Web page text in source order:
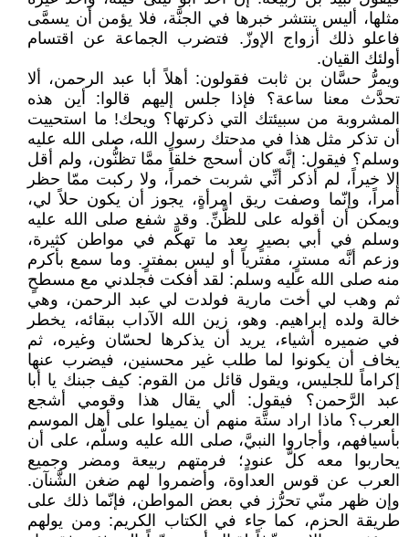
مثلها، أليس ينتشر خبرها في الجنَّة، فلا يؤمن أن يسمَّى
فاعلو ذلك أزواج الإوزّ. فتضرب الجماعة عن اقتسام
أولئك القيان.
ويمرُّ حسَّان بن ثابت فقولون: أهلاً أبا عبد الرحمن، ألا
تحدَّث معنا ساعة؟ فإذا جلس إليهم قالوا: أين هذه
المشروبة من سبيئتك التي ذكرتها؟ ويحك! ما استحييت
أن تذكر مثل هذا في مدحتك رسول الله، صلى الله عليه
وسلم؟ فيقول: إنَّه كان أسحج خلقاً ممَّا تظنُّون، ولم أقل
إلا خيراً، لم أذكر أنِّي شربت خمراً، ولا ركبت ممّا حظر
أمراً، وإنّما وصفت ريق امرأةٍ، يجوز أن يكون حلاً لي،
ويمكن أن أقوله على للظَّنِّ. وقد شفع صلى الله عليه
وسلم في أبي بصيرٍ بعد ما تهكَّم في مواطن كثيرة،
وزعم أنَّه مسترٍ، مفترياً أو ليس بمفترٍ. وما سمع بأكرم
منه صلى الله عليه وسلم: لقد أفكت فجلدني مع مسطحٍ
ثم وهب لي أخت مارية فولدت لي عبد الرحمن، وهي
خالة ولده إبراهيم. وهو، زين الله الآداب ببقائه، يخطر
في ضميره أشياء، يريد أن يذكرها لحسّان وغيره، ثم
يخاف أن يكونوا لما طلب غير محسنين، فيضرب عنها
إكراماً للجليس، ويقول قائل من القوم: كيف جبنك يا أبا
عبد الرَّحمن؟ فيقول: ألي يقال هذا وقومي أشجع
العرب؟ ماذا اراد ستَّة منهم أن يميلوا على أهل الموسم
بأسيافهم، وأجاروا النبيَّ، صلى الله عليه وسلّم، على أن
يحاربوا معه كلَّ عنودٍ؛ فرمتهم ربيعة ومضر وجميع
العرب عن قوس العداوة، وأضمروا لهم ضغن الشَّنآن.
وإن ظهر منّي تحرُّز في بعض المواطن، فإنّما ذلك على
طريقة الحزم، كما جاء في الكتاب الكريم: ومن يولهم